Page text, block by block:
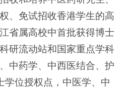
、免试招收香港学生的高
省属高校中首批获得博士
研流动站和国家重点学科
中药学、中西医结合、护
学位授权点，中医学、中